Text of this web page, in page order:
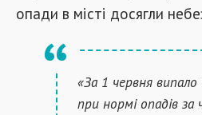
опади в місті досягли
«За 1 червня
при нормі опадів